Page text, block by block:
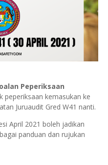
Peperiksaan
peperiksaan kemasukan ke
Juruaudit Gred W41 nanti.
April 2021 boleh jadikan
panduan dan rujukan